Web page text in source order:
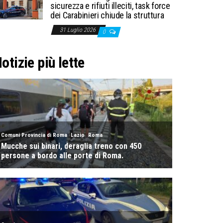
sicurezza e rifiuti illeciti, task force
dei Carabinieri chiude la struttura
31 Luglio 2026 0
più lette